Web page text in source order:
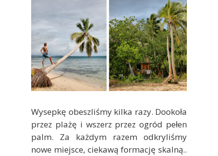
Wysepkę obeszliśmy kilka razy. Dookoła
przez plażę i wszerz przez ogród pełen
palm. Za każdym razem odkryliśmy
nowe miejsce, ciekawą formację skalną..